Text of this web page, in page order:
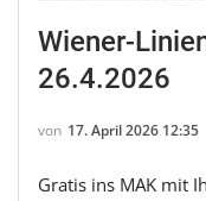
Wiener-
26.4.2026
von 17. April 2026 12:35
Gratis ins MAK mit